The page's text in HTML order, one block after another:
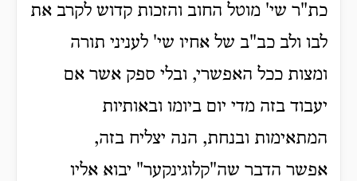
כת"ר שי' מוטל החוב והזכות קדוש לקרב את
לבו ולב כב"ב של אחיו שי' לעניני תורה
ומצות ככל האפשרי, ובלי ספק אשר אם
יעבוד בזה מדי יום ביומו ובאותיות
המתאימות ובנחת, הנה יצליח בזה,
אפשר הדבר שה"קלוגינקער" יבוא אליו